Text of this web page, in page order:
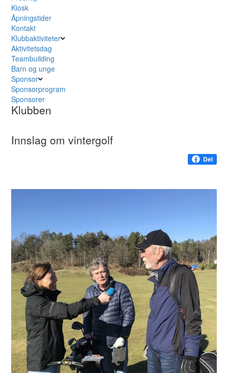
Kiosk
Åpningstider
Kontakt
Klubbaktiviteter
Aktivitetsdag
Teambuilding
Barn og unge
Sponsor
Sponsorprogram
Sponsorer
Klubben
Innslag om vintergolf
Del